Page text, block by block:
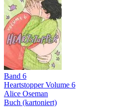
Band 6
Heartstopper Volume 6
Alice Oseman
Buch (kartoniert)